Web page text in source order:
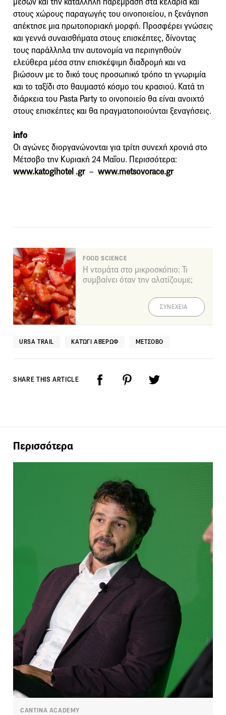
στους χώρους παραγωγής του οινοποιείου, η ξενάγηση
απέκτησε μια πρωτοποριακή μορφή. Προσφέρει γνώσεις
και γεννά συναισθήματα στους επισκέπτες, δίνοντας
τους παράλληλα την αυτονομία να περιηγηθούν
ελεύθερα μέσα στην επισκέψιμη διαδρομή και να
βιώσουν με το δικό τους προσωπικό τρόπο τη γνωριμία
και το ταξίδι στο θαυμαστό κόσμο του κρασιού. Κατά τη
διάρκεια του Pasta Party το οινοποιείο θα είναι ανοιχτό
στους επισκέπτες και θα πραγματοποιούνται ξεναγήσεις.
info
Οι αγώνες διοργανώνονται για τρίτη συνεχή χρονιά στο
Μέτσοβο την Κυριακή 24 Μαΐου. Περισσότερα:
www.katogihotel .gr– www.metsovorace.gr
FOOD SCIENCE
Η ντομάτα στο μικροσκόπιο: Τι
συμβαίνει όταν την αλατίζουμε;
ΣΥΝΕΧΕΙΑ
URSA TRAIL ΚΑΤΏΓΙ ΑΒΈΡΩΦ ΜΈΤΣΟΒΟ
SHARE THIS ARTICLE
Περισσότερα
CANTINA ACADEMY